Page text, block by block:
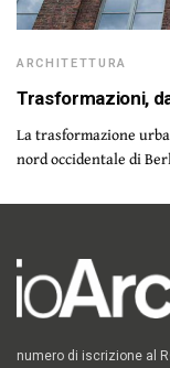
ARCHITETTURA
Trasformazioni,
La trasformazione
nord occidentale di
numero di iscrizione al